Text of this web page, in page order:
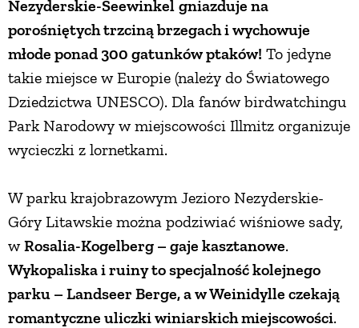
Nezyderskie-Seewinkel gniazduje na
porośniętych trzciną brzegach i wychowuje
młode ponad 300 gatunków ptaków! To jedyne
takie miejsce w Europie (należy do Światowego
Dziedzictwa UNESCO). Dla fanów birdwatchingu
Park Narodowy w miejscowości Illmitz organizuje
wycieczki z lornetkami.
W parku krajobrazowym Jezioro Nezyderskie-
Góry Litawskie można podziwiać wiśniowe sady,
wRosalia-Kogelberg – gaje kasztanowe.
Wykopaliska i ruiny to specjalność kolejnego
parku – Landseer Berge, a w Weinidylle czekają
romantyczne uliczki winiarskich miejscowości.